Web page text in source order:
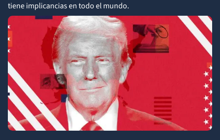
tiene implicancias en todo el mundo.